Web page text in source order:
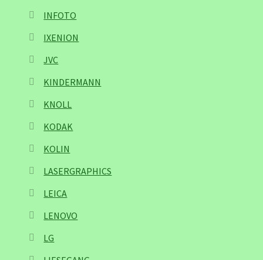
INFOTO
IXENION
JVC
KINDERMANN
KNOLL
KODAK
KOLIN
LASERGRAPHICS
LEICA
LENOVO
LG